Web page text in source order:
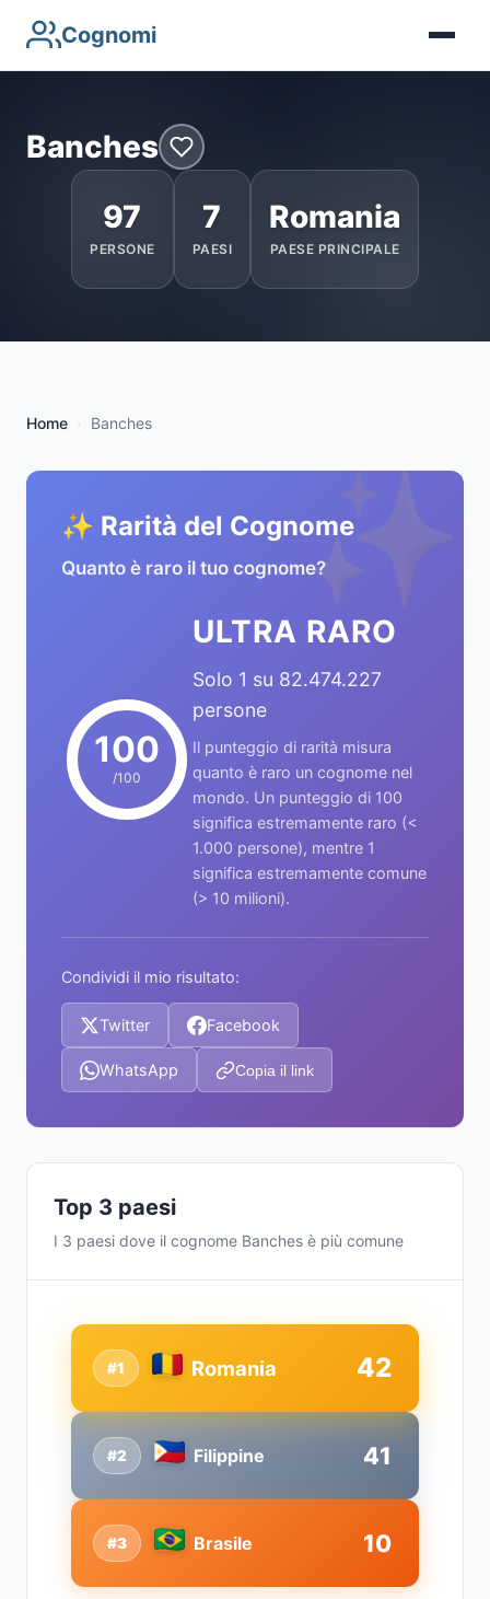
Cognomi
Banches
97
PERSONE
7
PAESI
Romania
PAESE PRINCIPALE
Home Banches
✨
✨ Rarità del Cognome
Quanto è raro il tuo cognome?
100
/100
ULTRA RARO
Solo 1 su 82.474.227
persone
Il punteggio di rarità misura
quanto è raro un cognome nel
mondo. Un punteggio di 100
significa estremamente raro (<
1.000 persone), mentre 1
significa estremamente comune
(> 10 milioni).
Condividi il mio risultato:
Twitter Facebook
WhatsApp Copia il link
Top 3 paesi
I 3 paesi dove il cognome Banches è più comune
#2 Filippine 41
#1 Romania 42
#3 Brasile 10